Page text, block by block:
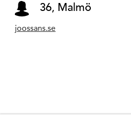
36, Malmö
joossans.se